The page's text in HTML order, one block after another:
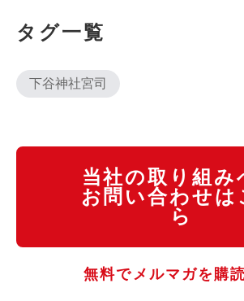
タグ一覧
下谷神社宮司
当社の取り組み
お問い合わせは
ら
無料でメルマガを購